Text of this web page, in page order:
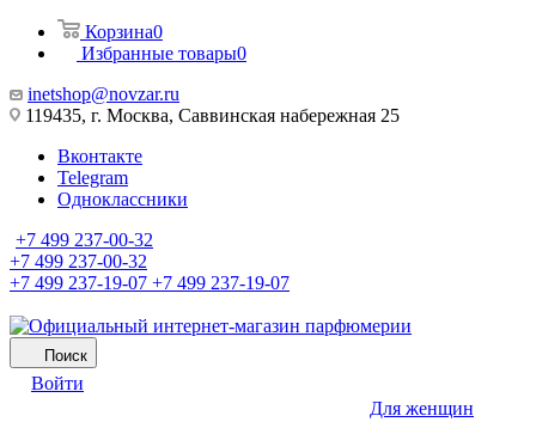
Корзина0
Избранные товары0
inetshop@novzar.ru
119435, г. Москва, Саввинская набережная 25
Вконтакте
Telegram
Одноклассники
+7 499 237-00-32
+7 499 237-00-32
+7 499 237-19-07 +7 499 237-19-07
Поиск
Войти
Для женщин